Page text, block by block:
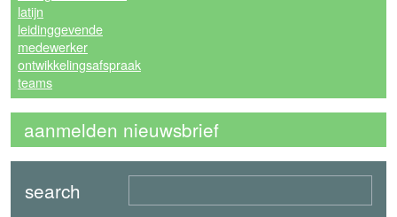
latijn
leidinggevende
medewerker
ontwikkelingsafspraak
teams
aanmelden nieuwsbrief